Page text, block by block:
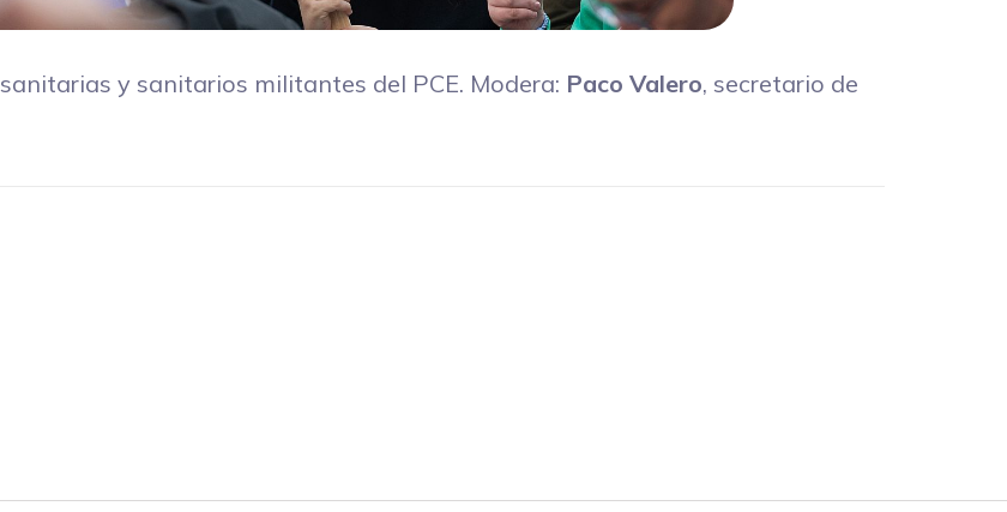
sanitarias y sanitarios militantes del PCE. Modera: Paco Valero, secretario de